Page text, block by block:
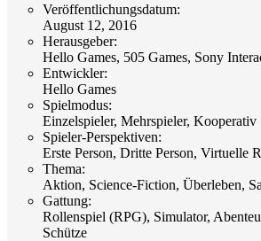
Veröffentlichungsdatum:
August 12, 2016
Herausgeber:
Hello Games, 505 Games, Sony
Entwickler:
Hello Games
Spielmodus:
Einzelspieler, Mehrspieler, Kooperativ
Spieler-Perspektiven:
Erste Person, Dritte Person, Virtuelle
Thema:
Aktion, Science-Fiction, Überleben,
Gattung:
Rollenspiel (RPG), Simulator,
Schütze